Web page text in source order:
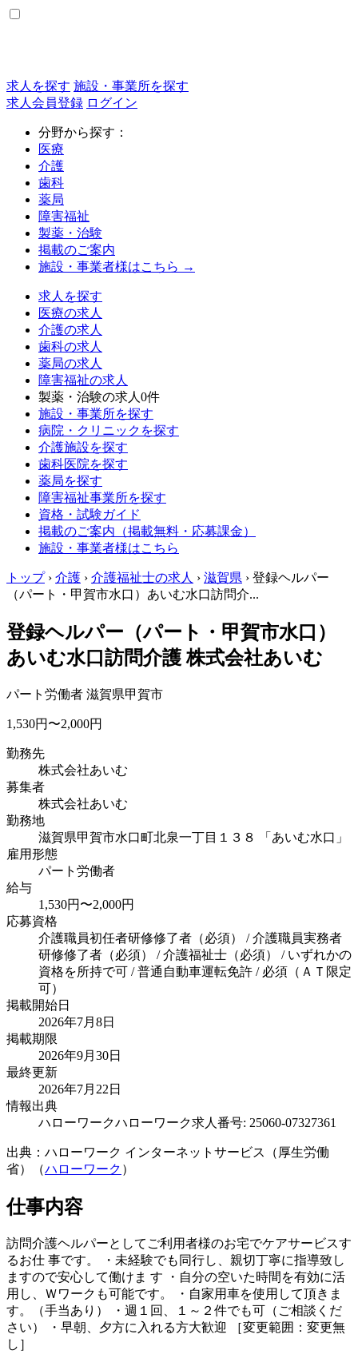
求人を探す 施設・事業所を探す
求人会員登録 ログイン
分野から探す：
医療
介護
歯科
薬局
障害福祉
製薬・治験
掲載のご案内
施設・事業者様はこちら →
求人を探す
医療の求人
介護の求人
歯科の求人
薬局の求人
障害福祉の求人
製薬・治験の求人 0件
施設・事業所を探す
病院・クリニックを探す
介護施設を探す
歯科医院を探す
薬局を探す
障害福祉事業所を探す
資格・試験ガイド
掲載のご案内（掲載無料・応募課金）
施設・事業者様はこちら
トップ › 介護 › 介護福祉士の求人 › 滋賀県 › 登録ヘルパー
（パート・甲賀市水口）あいむ水口訪問介...
登録ヘルパー（パート・甲賀市水口）
あいむ水口訪問介護 株式会社あいむ
パート労働者 滋賀県甲賀市
1,530円〜2,000円
勤務先
株式会社あいむ
募集者
株式会社あいむ
勤務地
滋賀県甲賀市水口町北泉一丁目１３８ 「あいむ水口」
雇用形態
パート労働者
給与
1,530円〜2,000円
応募資格
介護職員初任者研修修了者（必須） / 介護職員実務者
研修修了者（必須） / 介護福祉士（必須） / いずれかの
資格を所持で可 / 普通自動車運転免許 / 必須（ＡＴ限定
可）
掲載開始日
2026年7月8日
掲載期限
2026年9月30日
最終更新
2026年7月22日
情報出典
ハローワークハローワーク求人番号: 25060-07327361
出典：ハローワーク インターネットサービス（厚生労働
省）（ハローワーク ）
仕事内容
訪問介護ヘルパーとしてご利用者様のお宅でケアサービスす
るお仕 事です。 ・未経験でも同行し、親切丁寧に指導致し
ますので安心して働けま す ・自分の空いた時間を有効に活
用し、Ｗワークも可能です。 ・自家用車を使用して頂きま
す。（手当あり） ・週１回、１～２件でも可（ご相談くだ
さい） ・早朝、夕方に入れる方大歓迎 ［変更範囲：変更無
し］